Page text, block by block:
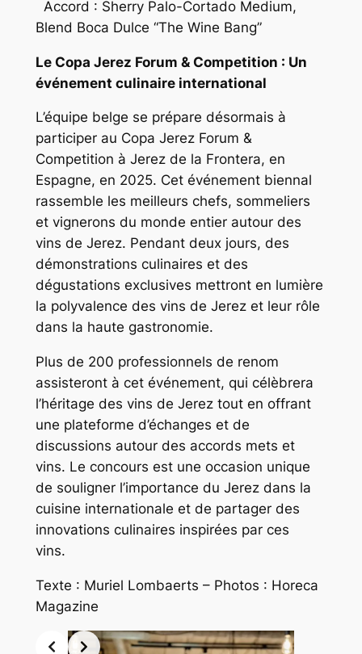
Accord : Sherry Palo-Cortado Medium,
Blend Boca Dulce “The Wine Bang”
Le Copa Jerez Forum & Competition : Un
événement culinaire international
L’équipe belge se prépare désormais à
participer au Copa Jerez Forum &
Competition à Jerez de la Frontera, en
Espagne, en 2025. Cet événement biennal
rassemble les meilleurs chefs, sommeliers
et vignerons du monde entier autour des
vins de Jerez. Pendant deux jours, des
démonstrations culinaires et des
dégustations exclusives mettront en lumière
la polyvalence des vins de Jerez et leur rôle
dans la haute gastronomie.
Plus de 200 professionnels de renom
assisteront à cet événement, qui célèbrera
l’héritage des vins de Jerez tout en offrant
une plateforme d’échanges et de
discussions autour des accords mets et
vins. Le concours est une occasion unique
de souligner l’importance du Jerez dans la
cuisine internationale et de partager des
innovations culinaires inspirées par ces
vins.
Texte : Muriel Lombaerts – Photos : Horeca
Magazine